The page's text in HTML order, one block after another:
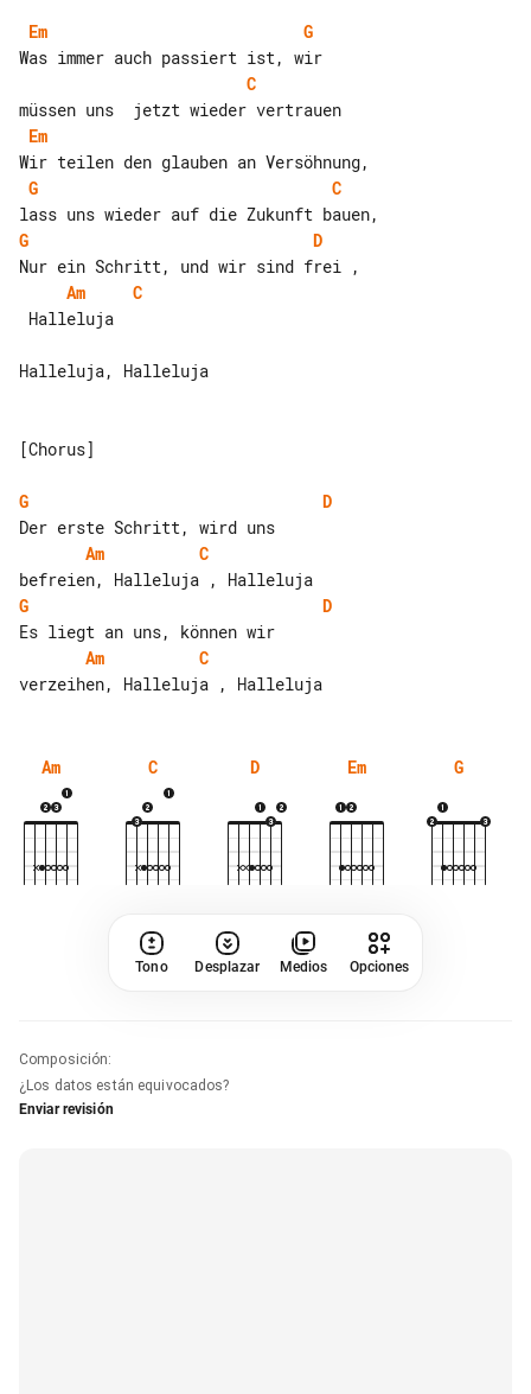
Em
G
C
Em
G
C
G
D
Am
C
Halleluja, Halleluja
[Chorus]
G
D
Am
C
G
D
Am
C
Am C D Em G
Tono Desplazar Medios Opciones
Composición:
¿Los datos están equivocados?
Enviar revisión